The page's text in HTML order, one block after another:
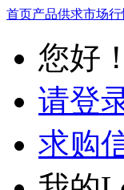
首页产品供求市场行
您好
请登
求购